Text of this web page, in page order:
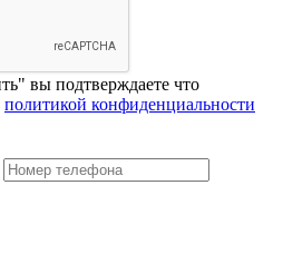
вы подтверждаете что
политикой конфиденциальности